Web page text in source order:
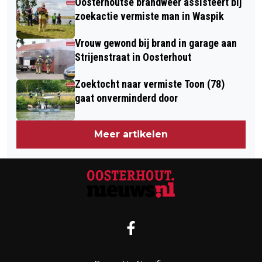
zoekactie vermiste man in Waspik
Vrouw gewond bij brand in garage aan
Strijenstraat in Oosterhout
Zoektocht naar vermiste Toon (78)
gaat onverminderd door
Meer artikelen